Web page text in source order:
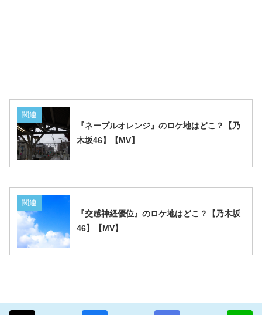
関連
『ネーブルオレンジ』のロケ地はどこ？【乃
木坂46】【MV】
関連
『交感神経優位』のロケ地はどこ？【乃木坂
46】【MV】